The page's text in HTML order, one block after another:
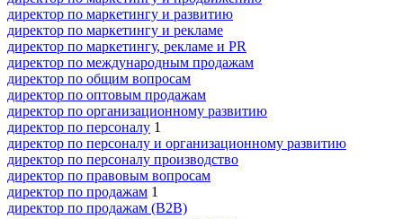
директор по маркетингу и развитию
директор по маркетингу и рекламе
директор по маркетингу, рекламе и PR
директор по международным продажам
директор по общим вопросам
директор по оптовым продажам
директор по организационному развитию
директор по персоналу 1
директор по персоналу и организационному развитию
директор по персоналу производство
директор по правовым вопросам
директор по продажам 1
директор по продажам (B2B)